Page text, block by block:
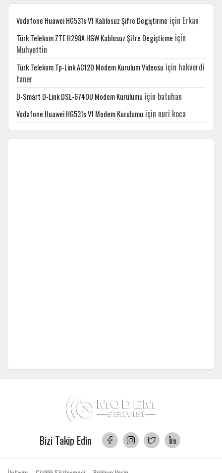
Vodafone Huawei HG531s V1 Kablosuz Şifre Degiştirme için Erkan
Türk Telekom ZTE H298A HGW Kablosuz Şifre Degiştirme için
Muhyettin
Türk Telekom Tp-Link AC120 Modem Kurulum Videosu için hakverdi
taner
D-Smart D-Link DSL-6740U Modem Kurulumu için batuhan
Vodafone Huawei HG531s V1 Modem Kurulumu için nuri koca
Bizi Takip Edin